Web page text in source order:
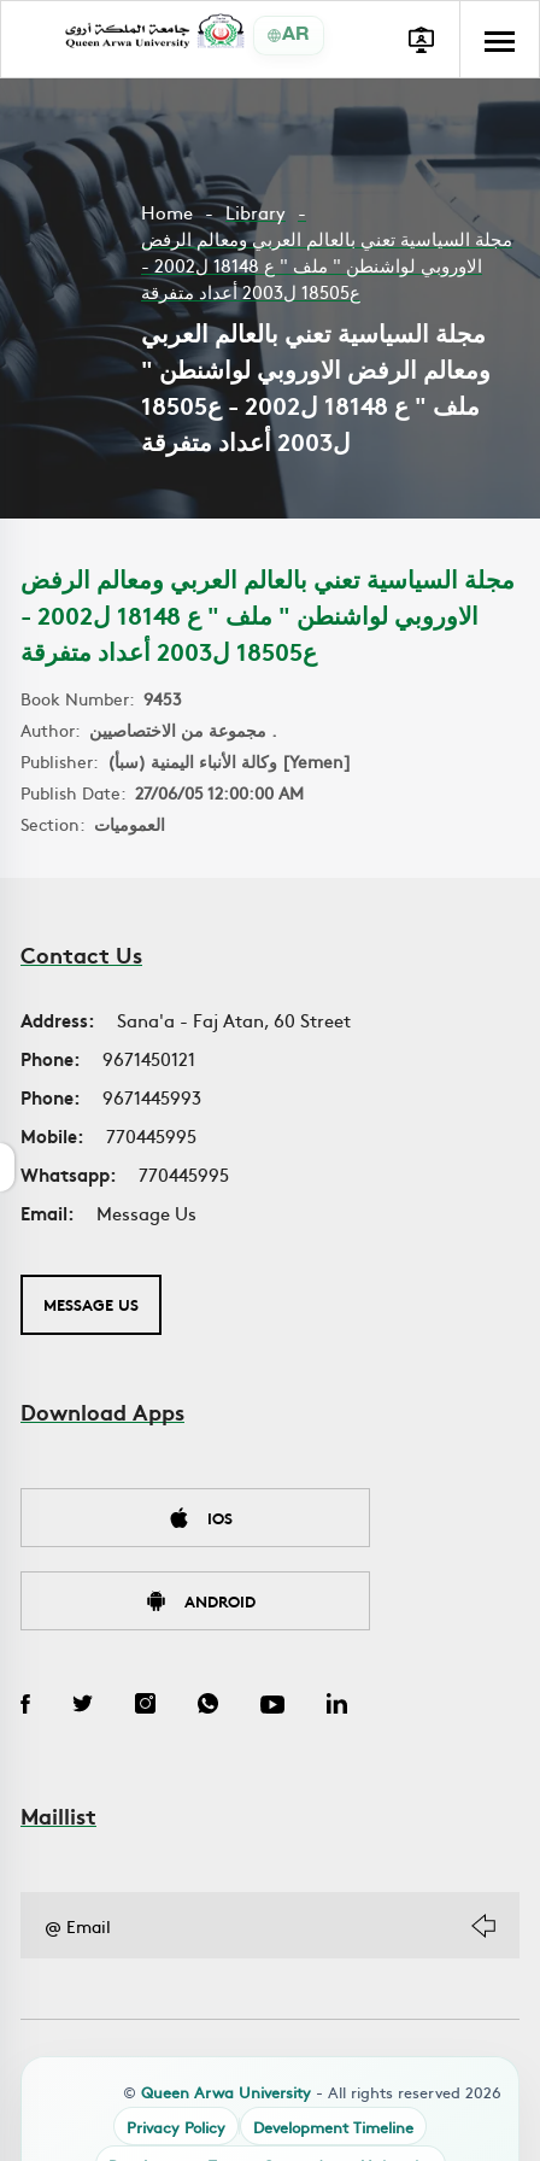
AR
Home
Library
مجلة السياسية تعني بالعالم العربي ومعالم الرفض
الاوروبي لواشنطن " ملف " ع 18148 ل2002 -
ع18505 ل2003 أعداد متفرقة
مجلة السياسية تعني بالعالم العربي
ومعالم الرفض الاوروبي لواشنطن "
ملف " ع 18148 ل2002 - ع18505
ل2003 أعداد متفرقة
مجلة السياسية تعني بالعالم العربي ومعالم الرفض
الاوروبي لواشنطن " ملف " ع 18148 ل2002 -
ع18505 ل2003 أعداد متفرقة
Book Number: 9453
Author:
مجموعة من الاختصاصيين .
Publisher:
وكالة الأنباء اليمنية (سبأ) [Yemen]
Publish Date: 27/06/05 12:00:00 AM
Section: العموميات
Contact Us
Address:
Sana'a - Faj Atan, 60 Street
Phone:
9671450121
Phone:
9671445993
Mobile:
770445995
Whatsapp:
770445995
Email:
Message Us
MESSAGE US
Download Apps
IOS
ANDROID
Maillist
© Queen Arwa University - All rights reserved 2026
Privacy Policy
Development Timeline